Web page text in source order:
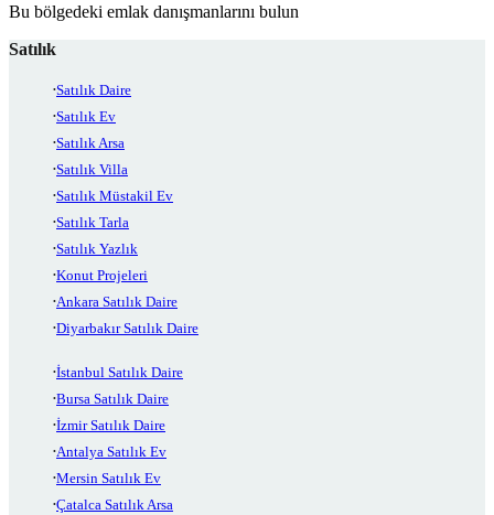
Bu bölgedeki emlak danışmanlarını bulun
Satılık
Satılık Daire
Satılık Ev
Satılık Arsa
Satılık Villa
Satılık Müstakil Ev
Satılık Tarla
Satılık Yazlık
Konut Projeleri
Ankara Satılık Daire
Diyarbakır Satılık Daire
İstanbul Satılık Daire
Bursa Satılık Daire
İzmir Satılık Daire
Antalya Satılık Ev
Mersin Satılık Ev
Çatalca Satılık Arsa